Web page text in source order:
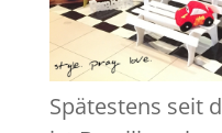
Spätestens seit